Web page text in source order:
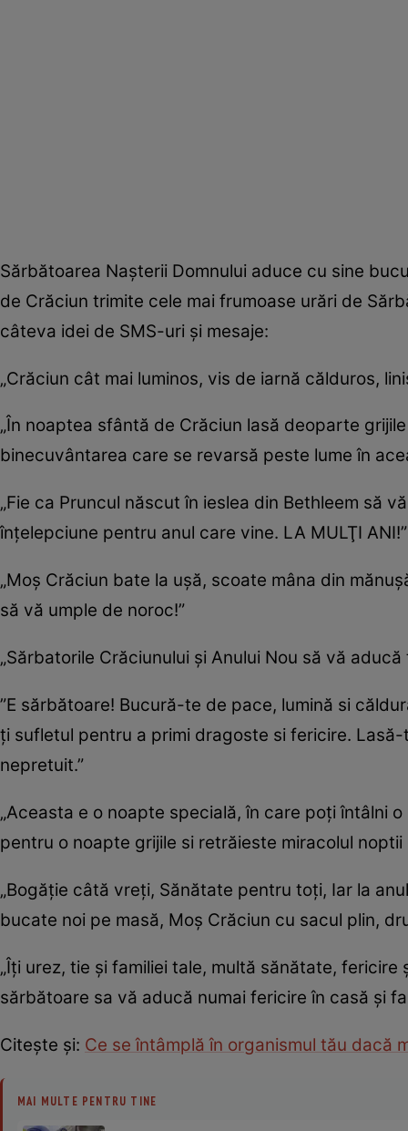
Sărbătoarea Naşterii Domnului aduce cu sine
de Crăciun trimite cele mai frumoase urări de
câteva idei de SMS-uri şi mesaje:
„Crăciun cât mai luminos, vis de iarnă călduros,
„În noaptea sfântă de Crăciun lasă deoparte
binecuvântarea care se revarsă peste lume în
„Fie ca Pruncul născut în ieslea din Bethleem să
înţelepciune pentru anul care vine. LA MULŢI ANI!”
„Moş Crăciun bate la uşă, scoate mâna din
să vă umple de noroc!”
„Sărbatorile Crăciunului şi Anului Nou să vă
”E sărbătoare! Bucură-te de pace, lumină si
ţi sufletul pentru a primi dragoste si fericire.
nepretuit.”
„Aceasta e o noapte specială, în care poţi întâlni
pentru o noapte grijile si retrăieste miracolul noptii
„Bogăţie câtă vreţi, Sănătate pentru toţi, Iar la
bucate noi pe masă, Moş Crăciun cu sacul plin,
„Îţi urez, tie şi familiei tale, multă sănătate, fericire
sărbătoare sa vă aducă numai fericire în casă şi
Citeşte şi: Ce se întâmplă în organismul tău dacă
MAI MULTE PENTRU TINE